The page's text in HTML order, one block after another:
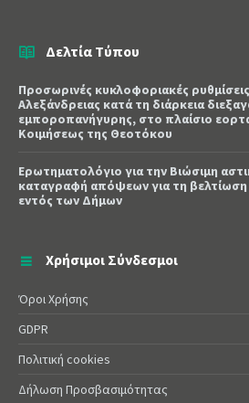
Δελτία Τύπου
Προσωρινές κυκλοφοριακές
Αλεξάνδρειας κατά τη διάρκεια
εμποροπανήγυρης, στο πλαίσιο
Κοιμήσεως της Θεοτόκου
Ερωτηματολόγιο για την Βιώσιμη
καταγραφή απόψεων για τη
εντός των Δήμων
Χρήσιμοι Σύνδεσμοι
Όροι Χρήσης
GDPR
Πολιτική cookies
Δήλωση Προσβασιμότητας